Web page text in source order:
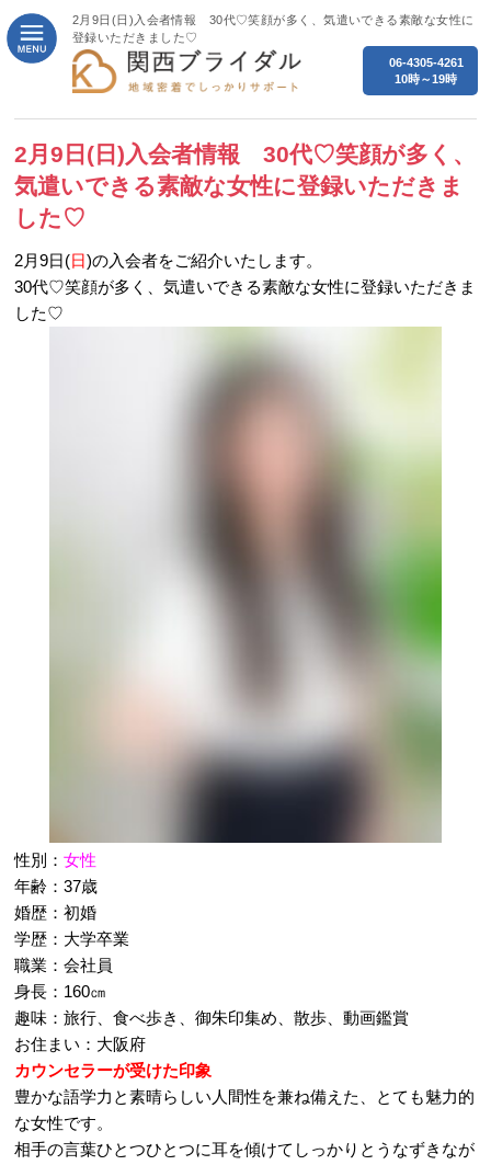
2月9日(日)入会者情報 30代♡笑顔が多く、気遣いできる素敵な女性に
登録いただきました♡
06-4305-4261
10時～19時
2月9日(日)入会者情報 30代♡笑顔が多く、
気遣いできる素敵な女性に登録いただきま
した♡
2月9日(日)の入会者をご紹介いたします。
30代♡笑顔が多く、気遣いできる素敵な女性に登録いただきま
した♡
性別：女性
年齢：37歳
婚歴：初婚
学歴：大学卒業
職業：会社員
身長：160㎝
趣味：旅行、食べ歩き、御朱印集め、散歩、動画鑑賞
お住まい：大阪府
カウンセラーが受けた印象
豊かな語学力と素晴らしい人間性を兼ね備えた、とても魅力的
な女性です。
相手の言葉ひとつひとつに耳を傾けてしっかりとうなずきなが